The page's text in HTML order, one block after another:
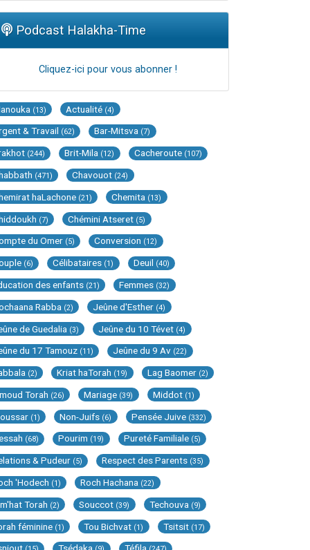
Podcast Halakha-Time
Cliquez-ici pour vous abonner !
(13) Actualité (4)
& Travail (62) Bar-Mitsva (7)
(244) Brit-Mila (12) Cacheroute (107)
(471) Chavouot (24)
haLachone (21) Chemita (13)
(7) Chémini Atseret (5)
du Omer (5) Conversion (12)
(6) Célibataires (1) Deuil (40)
des enfants (21) Femmes (32)
Rabba (2) Jeûne d'Esther (4)
de Guedalia (3) Jeûne du 10 Tévet (4)
du 17 Tamouz (11) Jeûne du 9 Av (22)
(2) Kriat haTorah (19) Lag Baomer (2)
Torah (26) Mariage (39) Middot (1)
(1) Non-Juifs (6) Pensée Juive (332)
(68) Pourim (19) Pureté Familiale (5)
& Pudeur (5) Respect des Parents (35)
'Hodech (1) Roch Hachana (22)
Torah (2) Souccot (39) Techouva (9)
féminine (1) Tou Bichvat (1) Tsitsit (17)